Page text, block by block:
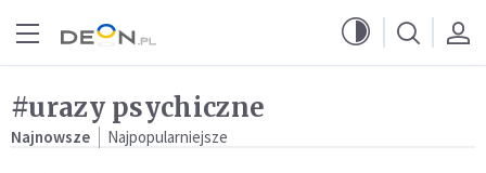
#urazy psychiczne
Najnowsze Najpopularniejsze